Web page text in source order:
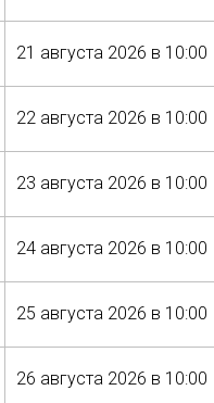
21 августа 2026 в 10:00
22 августа 2026 в 10:00
23 августа 2026 в 10:00
24 августа 2026 в 10:00
25 августа 2026 в 10:00
26 августа 2026 в 10:00